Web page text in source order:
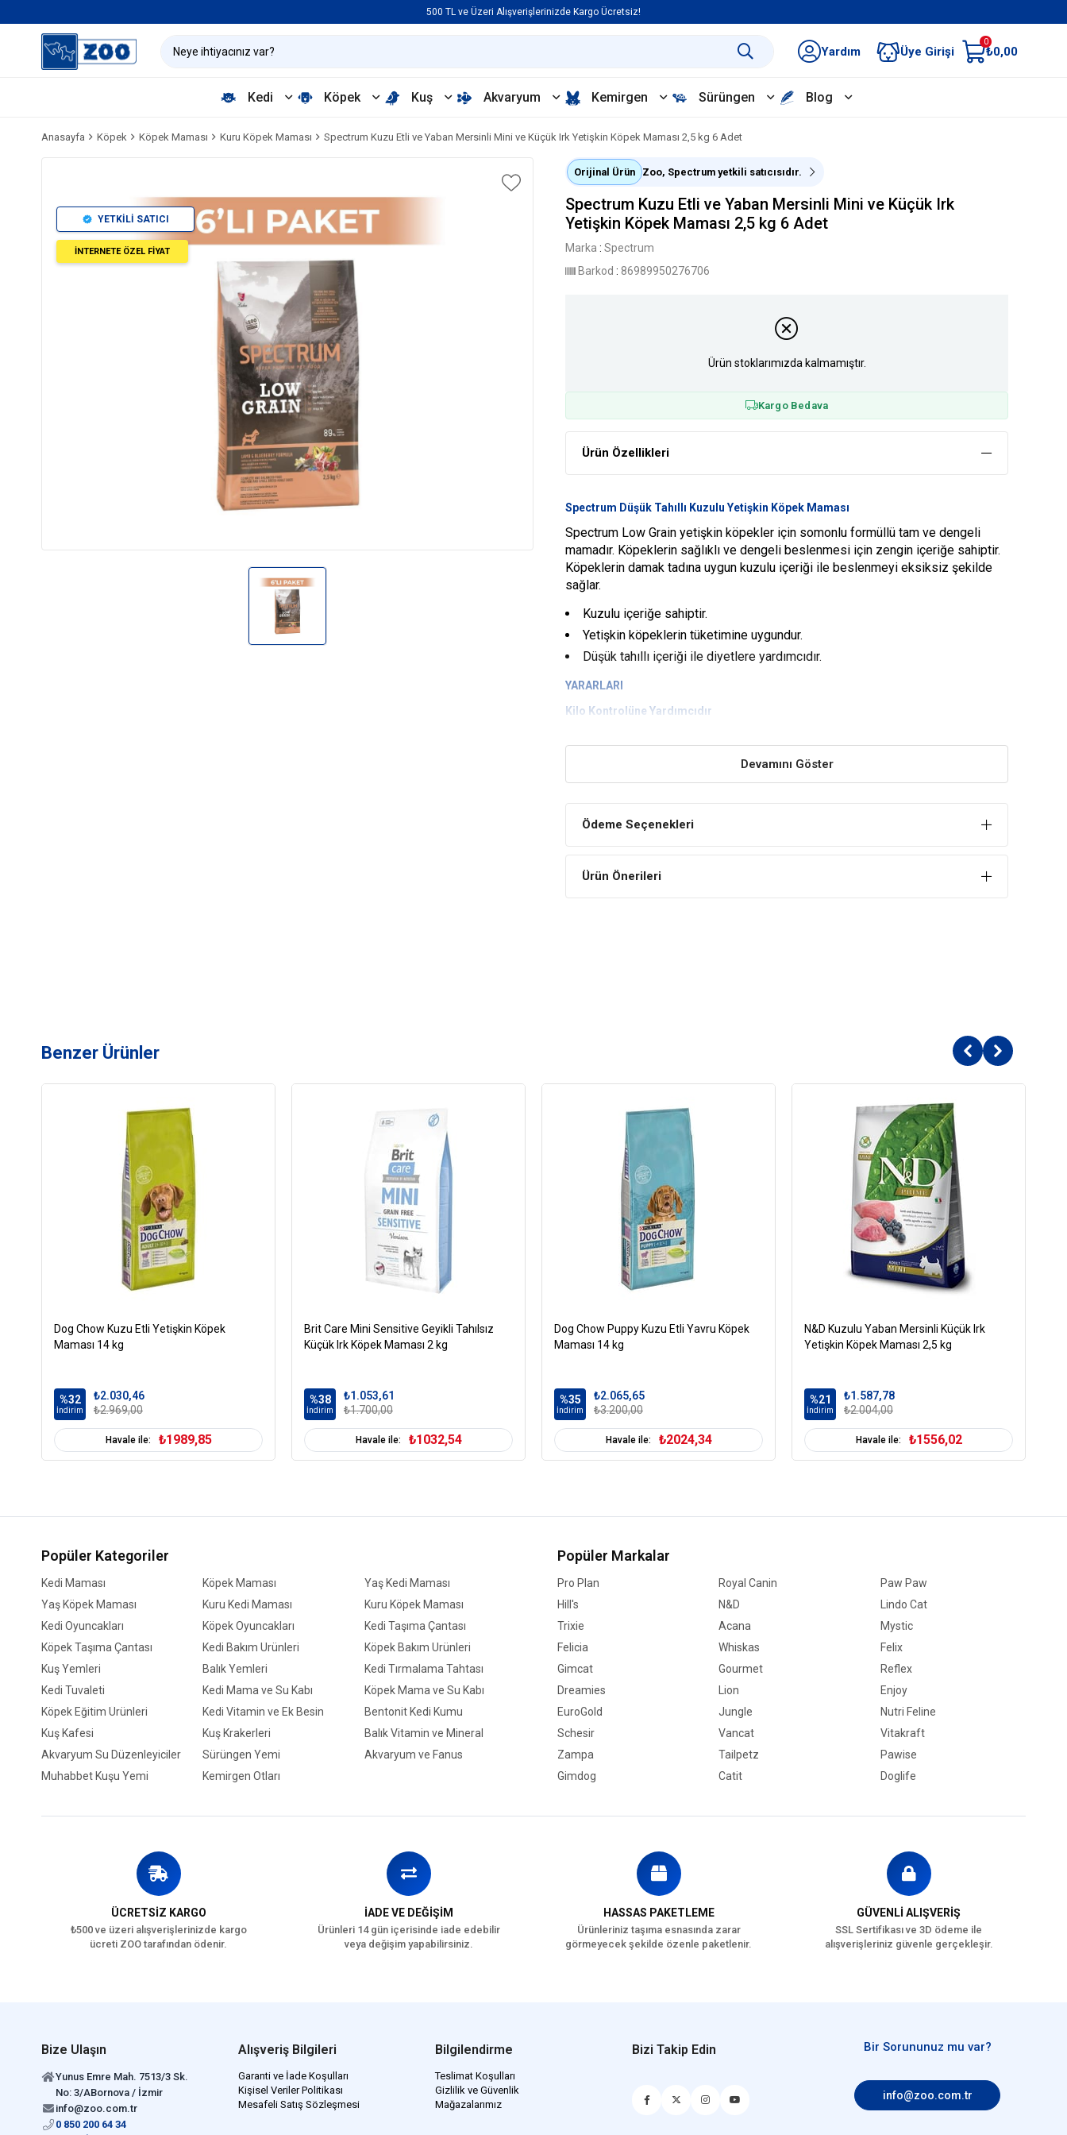
500 TL ve Üzeri Alışverişlerinizde Kargo Ücretsiz!
Yardım Üye Girişi
0
₺0,00
Kedi Köpek Kuş Akvaryum Kemirgen Sürüngen Blog
Anasayfa Köpek Köpek Maması Kuru Köpek Maması Spectrum Kuzu Etli ve Yaban Mersinli Mini ve Küçük Irk Yetişkin Köpek Maması 2,5 kg 6 Adet
YETKİLİ SATICI
İNTERNETE ÖZEL FİYAT
Orijinal Ürün Zoo, Spectrum yetkili satıcısıdır.
Spectrum Kuzu Etli ve Yaban Mersinli Mini ve Küçük Irk
Yetişkin Köpek Maması 2,5 kg 6 Adet
Marka : Spectrum
Barkod : 86989950276706
Ürün stoklarımızda kalmamıştır.
Kargo Bedava
Ürün Özellikleri
Spectrum Düşük Tahıllı Kuzulu Yetişkin Köpek Maması
Spectrum Low Grain yetişkin köpekler için somonlu formüllü tam ve dengeli
mamadır. Köpeklerin sağlıklı ve dengeli beslenmesi için zengin içeriğe sahiptir.
Köpeklerin damak tadına uygun kuzulu içeriği ile beslenmeyi eksiksiz şekilde
sağlar.
Kuzulu içeriğe sahiptir.
Yetişkin köpeklerin tüketimine uygundur.
Düşük tahıllı içeriği ile diyetlere yardımcıdır.
YARARLARI
Kilo Kontrolüne Yardımcıdır
Zengin içeriği ile köpeklerin sağlıklı beslenmesine katkı sağlar.
Chia tohumu
L-karnitin
Ksilooligosakkarit (XOS)
Glukozamin
Kondroitin sülfat
Yucca schidigera
Kurutulmuş yumurta
Zerdeçal
Enginar
Böğürtlen
Nar
Kekik
Biberiye
Devamını Göster
Ödeme Seçenekleri
Ürün Önerileri
Benzer Ürünler
Dog Chow Kuzu Etli Yetişkin Köpek
Maması 14 kg
%32
İndirim
₺2.030,46
₺2.969,00
Havale ile: ₺1989,85
Brit Care Mini Sensitive Geyikli Tahılsız
Küçük Irk Köpek Maması 2 kg
%38
İndirim
₺1.053,61
₺1.700,00
Havale ile: ₺1032,54
Dog Chow Puppy Kuzu Etli Yavru Köpek
Maması 14 kg
%35
İndirim
₺2.065,65
₺3.200,00
Havale ile: ₺2024,34
N&D Kuzulu Yaban Mersinli Küçük Irk
Yetişkin Köpek Maması 2,5 kg
%21
İndirim
₺1.587,78
₺2.004,00
Havale ile: ₺1556,02
Popüler Kategoriler
Kedi Maması Köpek Maması
Yaş Kedi Maması
Yaş Köpek Maması
Kuru Kedi Maması
Kuru Köpek Maması
Kedi Oyuncakları
Köpek Oyuncakları
Kedi Taşıma Çantası
Köpek Taşıma Çantası
Kedi Bakım Ürünleri
Köpek Bakım Ürünleri
Kuş Yemleri
Balık Yemleri
Kedi Tırmalama Tahtası
Kedi Tuvaleti
Kedi Mama ve Su Kabı
Köpek Mama ve Su Kabı
Köpek Eğitim Ürünleri
Kedi Vitamin ve Ek Besin
Bentonit Kedi Kumu
Kuş Kafesi
Kuş Krakerleri
Balık Vitamin ve Mineral
Akvaryum Su Düzenleyiciler
Sürüngen Yemi
Akvaryum ve Fanus
Muhabbet Kuşu Yemi
Kemirgen Otları
Popüler Markalar
Pro Plan Royal Canin
Paw Paw
Hill's
N&D
Lindo Cat
Trixie
Acana
Mystic
Felicia
Whiskas
Felix
Gimcat
Gourmet
Reflex
Dreamies
Lion
Enjoy
EuroGold
Jungle
Nutri Feline
Schesir
Vancat
Vitakraft
Zampa
Tailpetz
Pawise
Gimdog
Catit Doglife
ÜCRETSİZ KARGO
₺500 ve üzeri alışverişlerinizde kargo
ücreti ZOO tarafından ödenir.
İADE VE DEĞİŞİM
Ürünleri 14 gün içerisinde iade edebilir
veya değişim yapabilirsiniz.
HASSAS PAKETLEME
Ürünleriniz taşıma esnasında zarar
görmeyecek şekilde özenle paketlenir.
GÜVENLİ ALIŞVERİŞ
SSL Sertifikası ve 3D ödeme ile
alışverişleriniz güvenle gerçekleşir.
Bize Ulaşın
Yunus Emre Mah. 7513/3 Sk.
No: 3/ABornova / İzmir
info@zoo.com.tr
0 850 200 64 34
Alışveriş Bilgileri
Garanti ve İade Koşulları
Kişisel Veriler Politikası
Mesafeli Satış Sözleşmesi
Bilgilendirme
Teslimat Koşulları
Gizlilik ve Güvenlik
Mağazalarımız
Bizi Takip Edin Bir Sorununuz mu var?
info@zoo.com.tr